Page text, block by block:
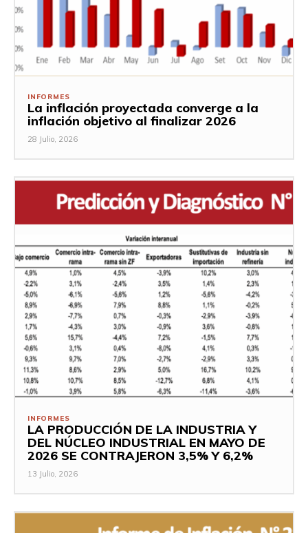
INFORMES
La inflación proyectada converge a la
inflación objetivo al finalizar 2026
28 Julio, 2026
INFORMES
LA PRODUCCIÓN DE LA INDUSTRIA Y
DEL NÚCLEO INDUSTRIAL EN MAYO DE
2026 SE CONTRAJERON 3,5% Y 6,2%
13 Julio, 2026